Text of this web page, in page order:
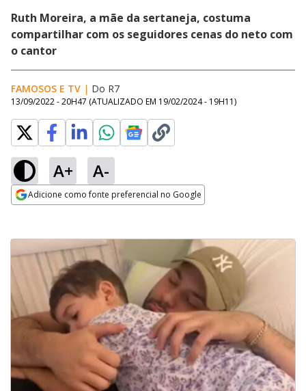
Ruth Moreira, a mãe da sertaneja, costuma
compartilhar com os seguidores cenas do neto com
o cantor
FAMOSOS E TV | Do R7
13/09/2022 - 20H47 (ATUALIZADO EM 19/02/2024 - 19H11)
A+ A-
Adicione como fonte preferencial no Google